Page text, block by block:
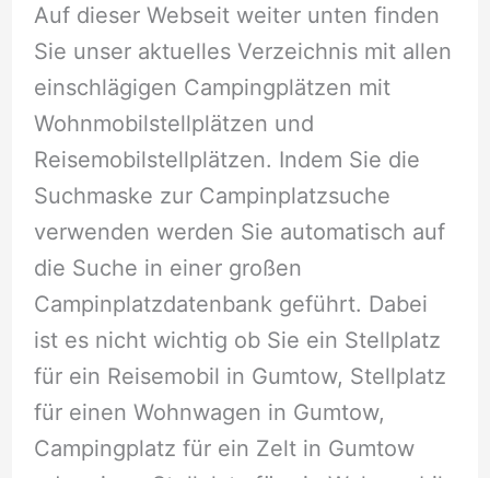
Auf dieser Webseit weiter unten finden
Sie unser aktuelles Verzeichnis mit allen
einschlägigen Campingplätzen mit
Wohnmobilstellplätzen und
Reisemobilstellplätzen. Indem Sie die
Suchmaske zur Campinplatzsuche
verwenden werden Sie automatisch auf
die Suche in einer großen
Campinplatzdatenbank geführt. Dabei
ist es nicht wichtig ob Sie ein Stellplatz
für ein Reisemobil in Gumtow, Stellplatz
für einen Wohnwagen in Gumtow,
Campingplatz für ein Zelt in Gumtow